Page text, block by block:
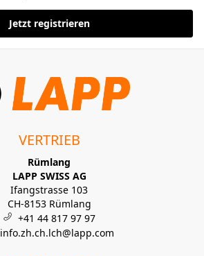
Jetzt registrieren
VERTRIEB
Rümlang
LAPP SWISS AG
Ifangstrasse 103
CH-8153 Rümlang
+41 44 817 97 97
info.zh.ch.lch@lapp.com